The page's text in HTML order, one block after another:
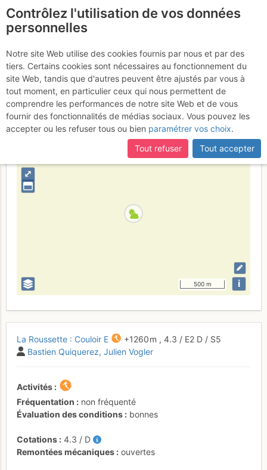
La Roussette : Couloir E
Dimanche 2 avril 2017
Suisse Valais Valais W - Alpes Pennines W
⤢
500 m i
La Roussette : Couloir E +1260 m , 4.3 / E2 D / S5
Bastien Quiquerez Julien Vogler
Activités
Fréquentation
non fréquenté
Évaluation des conditions
bonnes
Cotations 4.3 / D
Remontées mécaniques
ouvertes
Contrôlez l'utilisation de vos données
personnelles
Notre site Web utilise des cookies fournis par nous et par des
tiers. Certains cookies sont nécessaires au fonctionnement du
site Web, tandis que d'autres peuvent être ajustés par vous à
tout moment, en particulier ceux qui nous permettent de
comprendre les performances de notre site Web et de vous
fournir des fonctionnalités de médias sociaux. Vous pouvez les
accepter ou les refuser tous ou bien paramétrer vos choix.
Tout refuser
Tout accepter